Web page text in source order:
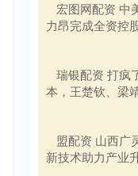
宏图网配资 中
力昂完成全资控
瑞银配资 打疯
本，王楚钦、梁
盟配资 山西广
新技术助力产业